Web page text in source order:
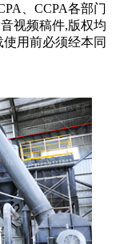
、CCPA各部门
视频稿件,版权均
用前必须经本同